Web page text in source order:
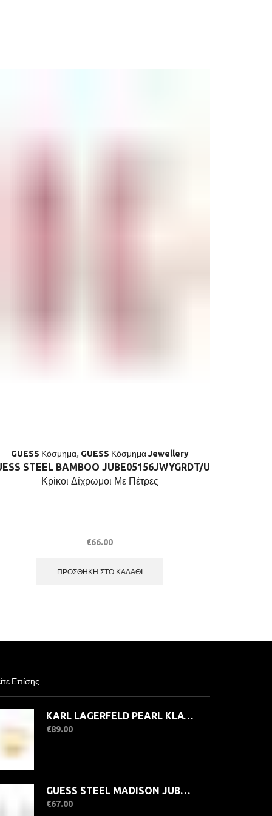
GUESS Κόσμημα, GUESS Κόσμημα Jewellery
STEEL BAMBOO JUBE05156JWYGRDT/U
Κρίκοι Δίχρωμοι Με Πέτρες
€66.00
ΠΡΟΣΘΉΚΗ ΣΤΟ ΚΑΛΆΘΙ
Επίσης
KARL LAGERFELD PEARL KLAYR160-No.12 Γυναικείο Δαχτυλίδι Χρυσό Με Πέρλα
€89.00
GUESS STEEL MADISON JUBE06434JWRHT/U Κρίκοι Ασημένιοι Με Πέτρες
€67.00